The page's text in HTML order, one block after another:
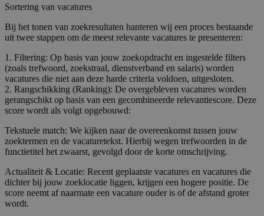
Sortering van vacatures
Bij het tonen van zoekresultaten hanteren wij een proces bestaande
uit twee stappen om de meest relevante vacatures te presenteren:
1. Filtering: Op basis van jouw zoekopdracht en ingestelde filters
(zoals trefwoord, zoekstraal, dienstverband en salaris) worden
vacatures die niet aan deze harde criteria voldoen, uitgesloten.
2. Rangschikking (Ranking): De overgebleven vacatures worden
gerangschikt op basis van een gecombineerde relevantiescore. Deze
score wordt als volgt opgebouwd:
Tekstuele match: We kijken naar de overeenkomst tussen jouw
zoektermen en de vacaturetekst. Hierbij wegen trefwoorden in de
functietitel het zwaarst, gevolgd door de korte omschrijving.
Actualiteit & Locatie: Recent geplaatste vacatures en vacatures die
dichter bij jouw zoeklocatie liggen, krijgen een hogere positie. De
score neemt af naarmate een vacature ouder is of de afstand groter
wordt.